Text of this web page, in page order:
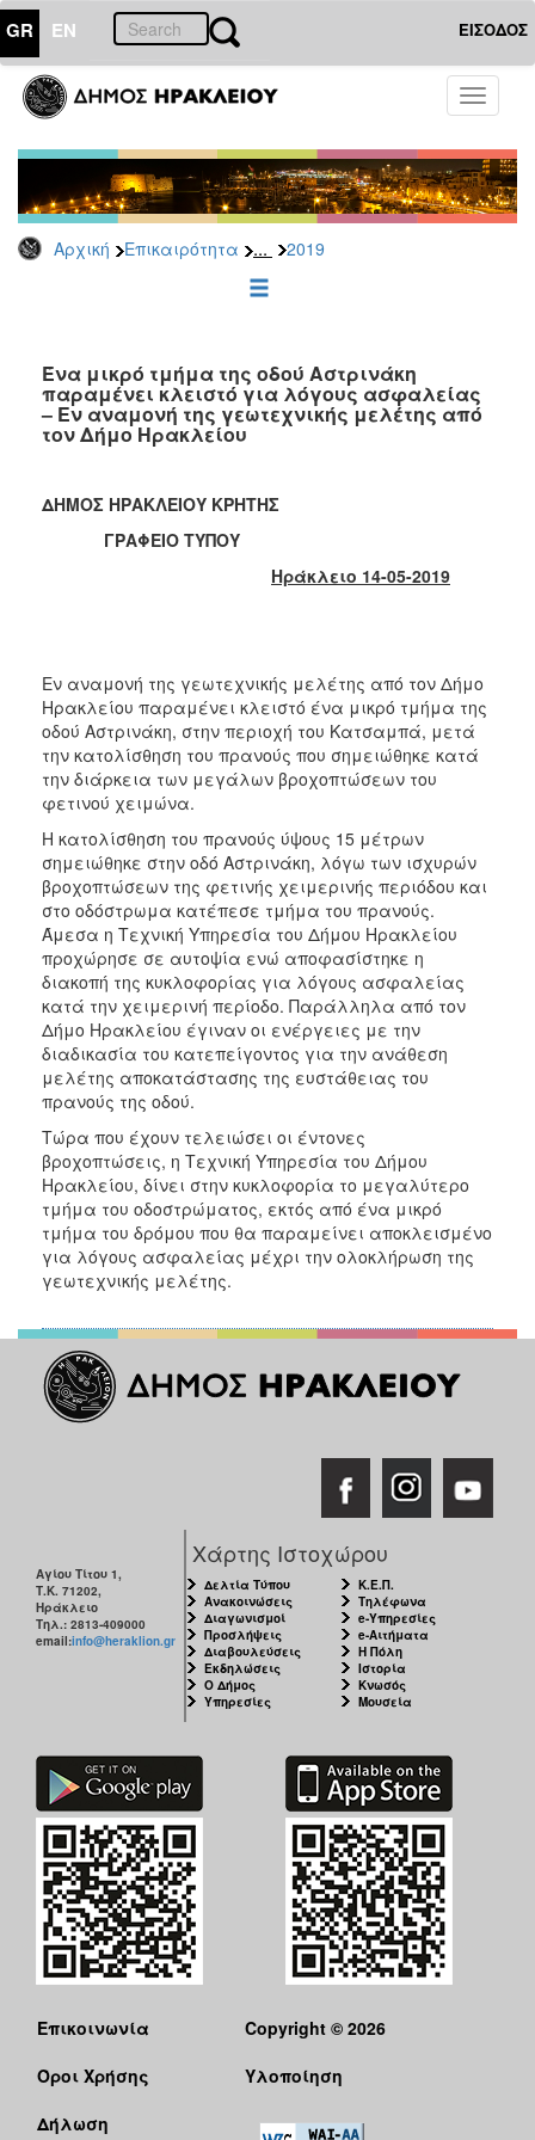
GR EN ΕΙΣΟΔΟΣ
Toggle
Αρχική Επικαιρότητα ... 2019
ΕΠΙΚΑΙΡΟΤΗΤΑ
Τύπου
Αρχείο
2026
2025
2022
2021
2020
2018
2017
2012
2011
2010
2006
ΔΗΜΟΤΗΣ
ΕΠΙΣΚΕΠΤΗΣ
ΗΡΑΚΛΕΙΟ
Ένα μικρό τμήμα της οδού Αστρινάκη
παραμένει κλειστό για λόγους ασφαλείας
– Εν αναμονή της γεωτεχνικής μελέτης από
τον Δήμο Ηρακλείου
ΔΗΜΟΣ ΗΡΑΚΛΕΙΟΥ ΚΡΗΤΗΣ
ΓΡΑΦΕΙΟ ΤΥΠΟΥ
Ηράκλειο 14-05-2019
Εν αναμονή της γεωτεχνικής μελέτης από τον Δήμο
Ηρακλείου παραμένει κλειστό ένα μικρό τμήμα της
οδού Αστρινάκη, στην περιοχή του Κατσαμπά, μετά
την κατολίσθηση του πρανούς που σημειώθηκε κατά
την διάρκεια των μεγάλων βροχοπτώσεων του
φετινού χειμώνα.
Η κατολίσθηση του πρανούς ύψους 15 μέτρων
σημειώθηκε στην οδό Αστρινάκη, λόγω των ισχυρών
βροχοπτώσεων της φετινής χειμερινής περιόδου και
στο οδόστρωμα κατέπεσε τμήμα του πρανούς.
Άμεσα η Τεχνική Υπηρεσία του Δήμου Ηρακλείου
προχώρησε σε αυτοψία ενώ αποφασίστηκε η
διακοπή της κυκλοφορίας για λόγους ασφαλείας
κατά την χειμερινή περίοδο. Παράλληλα από τον
Δήμο Ηρακλείου έγιναν οι ενέργειες με την
διαδικασία του κατεπείγοντος για την ανάθεση
μελέτης αποκατάστασης της ευστάθειας του
πρανούς της οδού.
Τώρα που έχουν τελειώσει οι έντονες
βροχοπτώσεις, η Τεχνική Υπηρεσία του Δήμου
Ηρακλείου, δίνει στην κυκλοφορία το μεγαλύτερο
τμήμα του οδοστρώματος, εκτός από ένα μικρό
τμήμα του δρόμου που θα παραμείνει αποκλεισμένο
για λόγους ασφαλείας μέχρι την ολοκλήρωση της
γεωτεχνικής μελέτης.
Αγίου Τίτου 1,
Τ.Κ. 71202,
Ηράκλειο
Τηλ.: 2813-409000
email:info@heraklion.gr
Χάρτης Ιστοχώρου
Δελτία Τύπου
Ανακοινώσεις
Διαγωνισμοί
Προσλήψεις
Διαβουλεύσεις
Εκδηλώσεις
Ο Δήμος
Υπηρεσίες
Κ.Ε.Π.
Τηλέφωνα
e-Υπηρεσίες
e-Αιτήματα
Η Πόλη
Ιστορία
Κνωσός
Μουσεία
Επικοινωνία
Όροι Χρήσης
Δήλωση
Copyright © 2026
Υλοποίηση